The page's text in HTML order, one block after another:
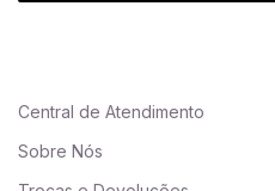
Central de Atendimento
Sobre Nós